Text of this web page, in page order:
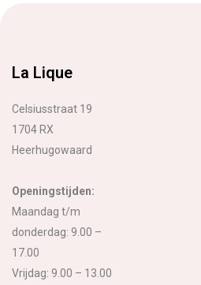
La Lique
Celsiusstraat 19
1704 RX
Heerhugowaard
Openingstijden:
Maandag t/m
donderdag: 9.00 –
17.00
Vrijdag: 9.00 – 13.00